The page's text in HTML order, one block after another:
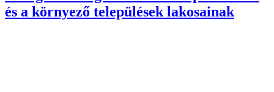
és a környező települések lakosainak